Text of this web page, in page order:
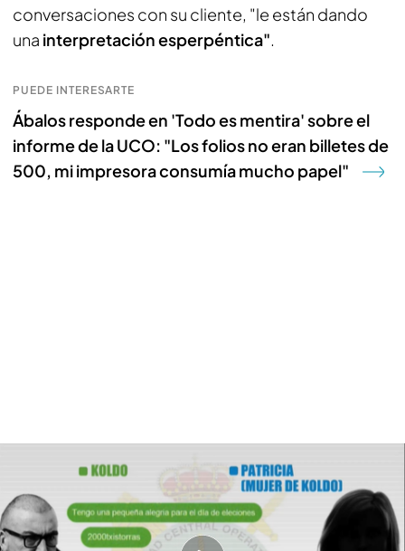
conversaciones con su cliente, "le están dando
una interpretación esperpéntica".
PUEDE INTERESARTE
Ábalos responde en 'Todo es mentira' sobre el
informe de la UCO: "Los folios no eran billetes de
500, mi impresora consumía mucho papel"
Patricia Úriz: "Chistorras, soles y lechugas"